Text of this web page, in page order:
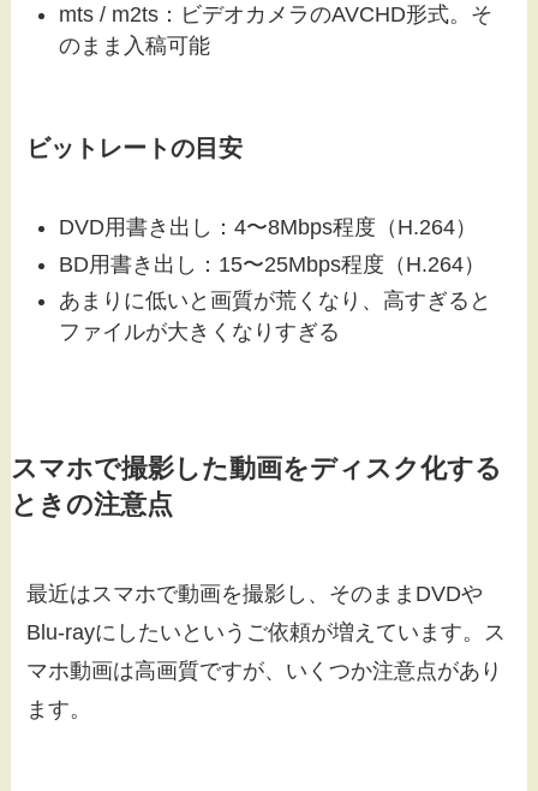
mts / m2ts：ビデオカメラのAVCHD形式。そ
のまま入稿可能
ビットレートの目安
DVD用書き出し：4〜8Mbps程度（H.264）
BD用書き出し：15〜25Mbps程度（H.264）
あまりに低いと画質が荒くなり、高すぎると
ファイルが大きくなりすぎる
スマホで撮影した動画をディスク化する
ときの注意点
最近はスマホで動画を撮影し、そのままDVDや
Blu-rayにしたいというご依頼が増えています。ス
マホ動画は高画質ですが、いくつか注意点があり
ます。